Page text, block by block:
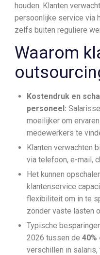
houden. Klanten
persoonlijke service via
zelfs buiten reguliere
Waarom
Kostendruk en
personeel:
moeilijker om
medewerkers te
Klanten verwachten
via telefoon, e-mail,
Het kunnen
klantenservice
flexibiliteit om in te
zonder vaste lasten
Typische
2026 tussen de 40%
verschillen in salaris,